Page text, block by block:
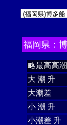
福岡県：
略最高高
大 潮 升
大潮差
小 潮 升
小潮差 升